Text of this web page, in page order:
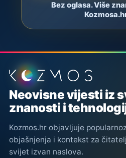
Bez oglasa. Više
Podnožje stranice
Neovisne vijesti iz
znanosti i
Kozmos.hr objavljuje
objašnjenja i kontekst za
svijet izvan naslova.